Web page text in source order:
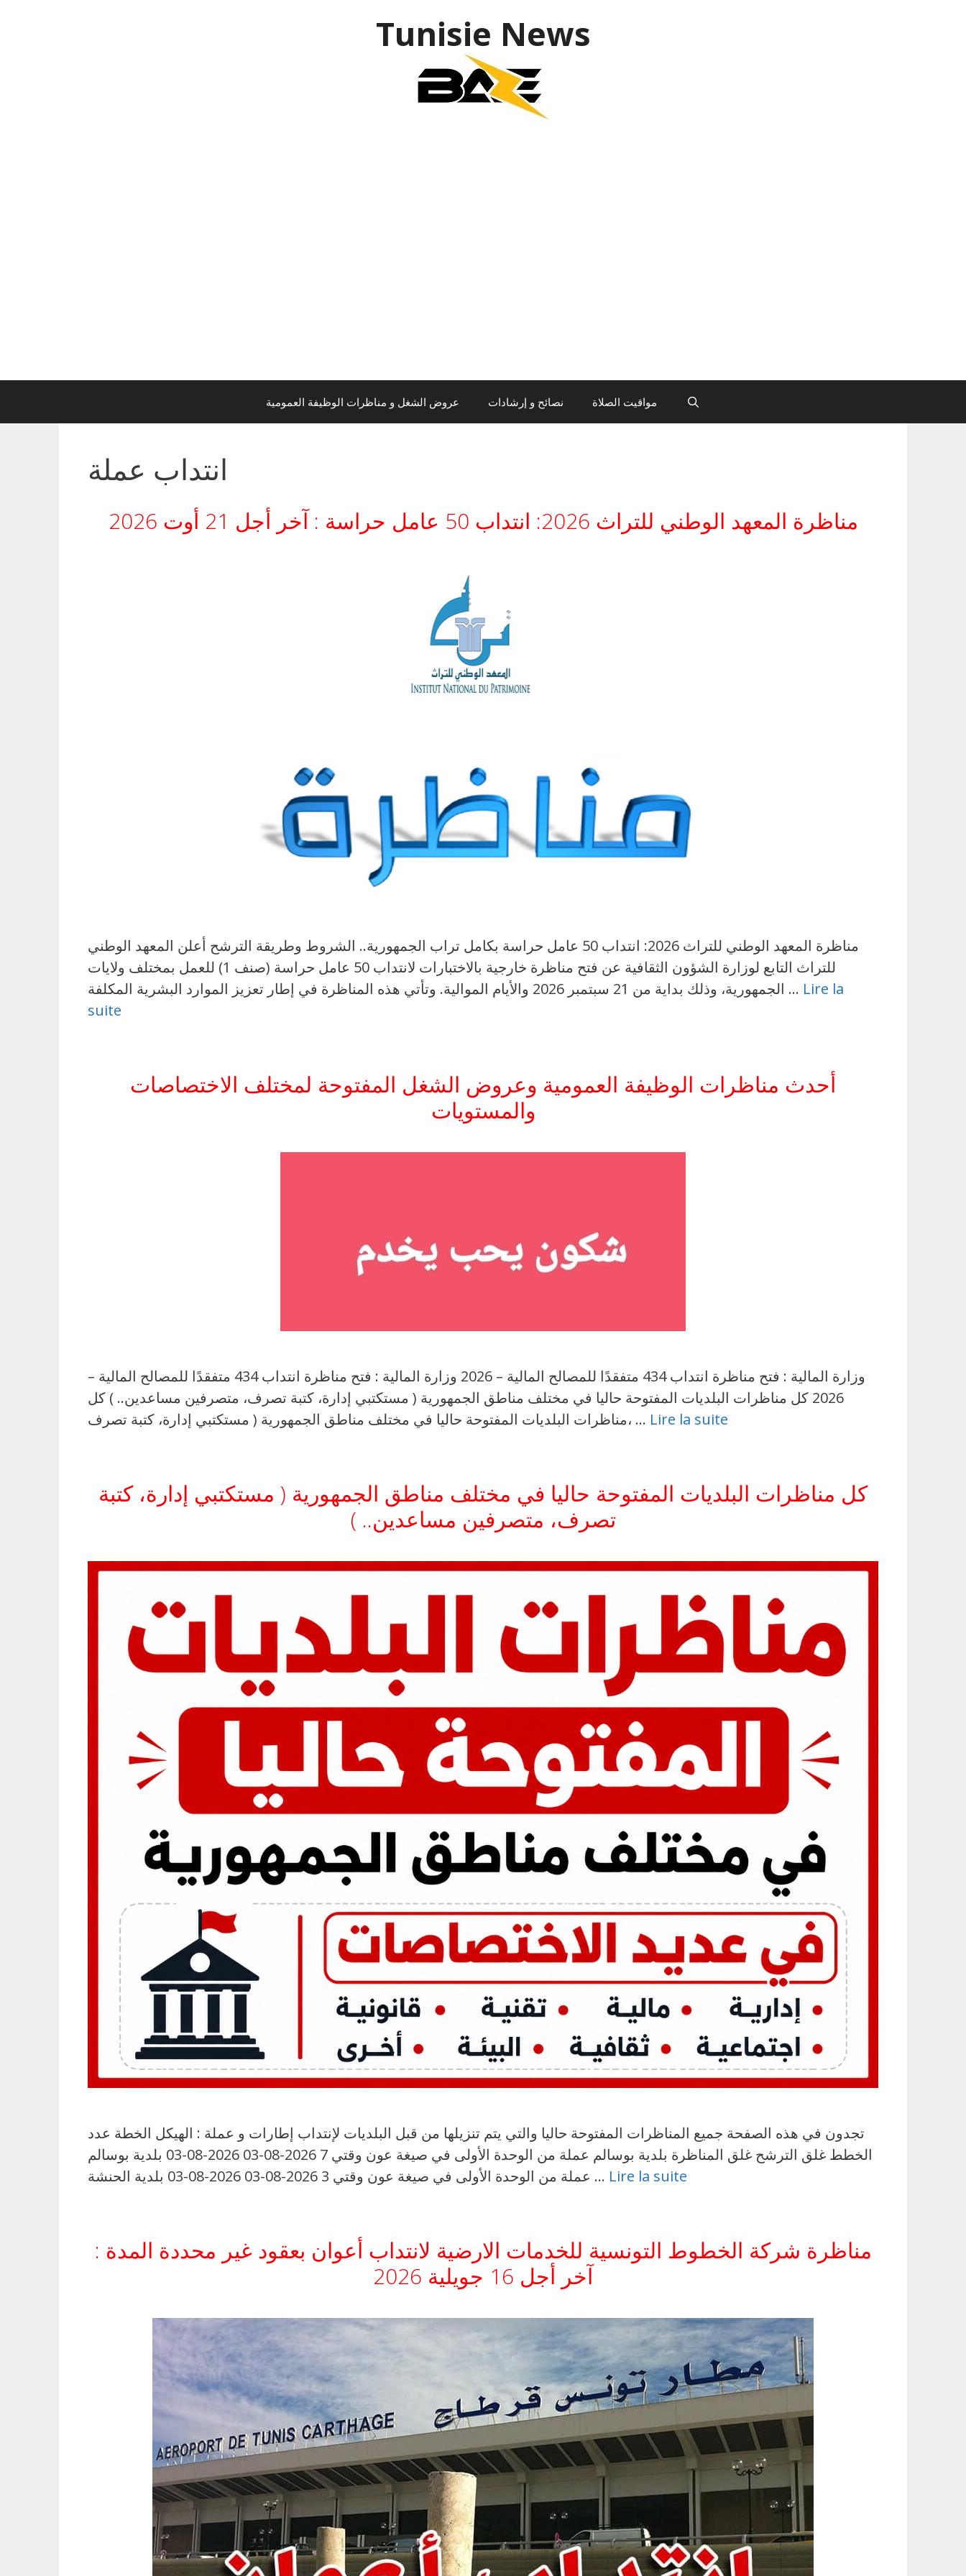
Tunisie News
عروض الشغل و مناظرات الوظيفة العمومية نصائح و إرشادات مواقيت الصلاة
انتداب عملة
مناظرة المعهد الوطني للتراث 2026: انتداب 50 عامل حراسة : آخر أجل 21 أوت 2026
مناظرة المعهد الوطني للتراث 2026: انتداب 50 عامل حراسة بكامل تراب الجمهورية.. الشروط وطريقة الترشح أعلن المعهد الوطني
للتراث التابع لوزارة الشؤون الثقافية عن فتح مناظرة خارجية بالاختبارات لانتداب 50 عامل حراسة (صنف 1) للعمل بمختلف ولايات
الجمهورية، وذلك بداية من 21 سبتمبر 2026 والأيام الموالية. وتأتي هذه المناظرة في إطار تعزيز الموارد البشرية المكلفة … Lire la
suite
أحدث مناظرات الوظيفة العمومية وعروض الشغل المفتوحة لمختلف الاختصاصات
والمستويات
وزارة المالية : فتح مناظرة انتداب 434 متفقدًا للمصالح المالية – 2026 وزارة المالية : فتح مناظرة انتداب 434 متفقدًا للمصالح المالية –
2026 كل مناظرات البلديات المفتوحة حاليا في مختلف مناطق الجمهورية ( مستكتبي إدارة، كتبة تصرف، متصرفين مساعدين.. ) كل
مناظرات البلديات المفتوحة حاليا في مختلف مناطق الجمهورية ( مستكتبي إدارة، كتبة تصرف، … Lire la suite
كل مناظرات البلديات المفتوحة حاليا في مختلف مناطق الجمهورية ( مستكتبي إدارة، كتبة
تصرف، متصرفين مساعدين.. )
تجدون في هذه الصفحة جميع المناظرات المفتوحة حاليا والتي يتم تنزيلها من قبل البلديات لإنتداب إطارات و عملة : الهيكل الخطة عدد
الخطط غلق الترشح غلق المناظرة بلدية بوسالم عملة من الوحدة الأولى في صيغة عون وقتي 7 2026-08-03 2026-08-03 بلدية بوسالم
عملة من الوحدة الأولى في صيغة عون وقتي 3 2026-08-03 2026-08-03 بلدية الحنشة … Lire la suite
مناظرة شركة الخطوط التونسية للخدمات الارضية لانتداب أعوان بعقود غير محددة المدة :
آخر أجل 16 جويلية 2026